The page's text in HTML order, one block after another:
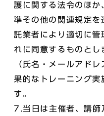
護に関する法令のほか
準その他の関連規定を
託業者により適切に管
れに同意するものと
（氏名・メールアド
果的なトレーニング実
す。
7.当日は主催者、講師